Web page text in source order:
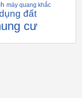
máy quang khắc
đất
cư